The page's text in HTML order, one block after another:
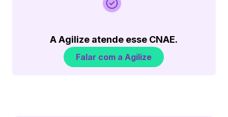
A Agilize atende esse CNAE.
Falar com a Agilize